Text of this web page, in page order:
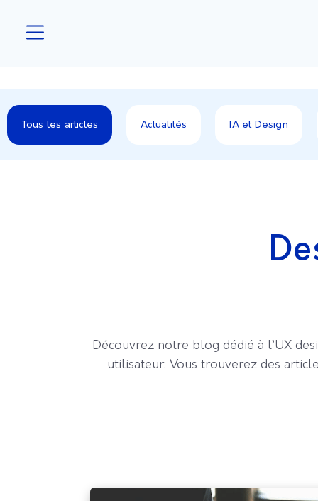
Tous les articles Actualités IA et Design
Découvrez notre blog dédié à l’UX
utilisateur. Vous trouverez des